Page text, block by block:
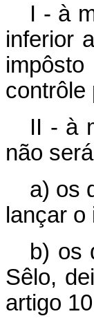
I - à
inferior
contrôle
II - à
não
a) os
lançar
b) os
Sêlo,
artigo